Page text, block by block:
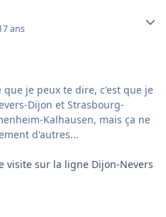
ans
que je peux te dire, c'est que je
Dijon et Strasbourg-
Kalhausen, mais ça ne
d'autres...
visite sur la ligne Dijon-Nevers